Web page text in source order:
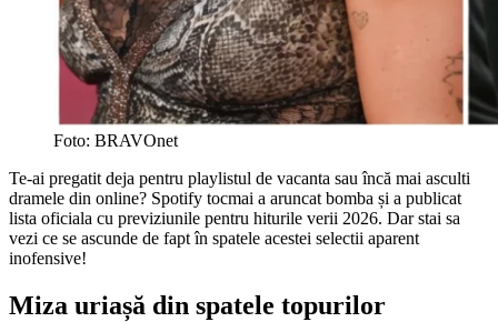
Foto: BRAVOnet
Te-ai pregatit deja pentru playlistul de vacanta sau încă mai asculti
dramele din online? Spotify tocmai a aruncat bomba și a publicat
lista oficiala cu previziunile pentru hiturile verii 2026. Dar stai sa
vezi ce se ascunde de fapt în spatele acestei selectii aparent
inofensive!
Miza uriașă din spatele topurilor